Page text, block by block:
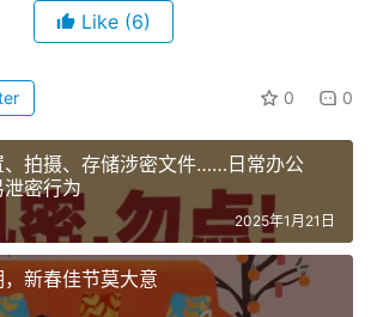
Like (6)
0 0
、拍摄、存储涉密文件……日常办公
密行为
2025年1月21日
新春佳节莫大意